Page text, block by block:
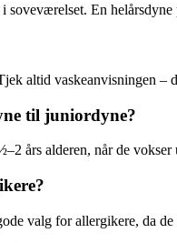
soveværelset. En
altid vaskeanvisningen
til juniordyne?
års alderen, når de
valg for allergikere, da